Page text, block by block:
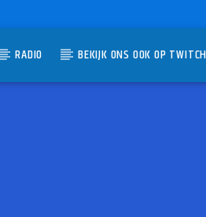
RADIO BEKIJK ONS OOK OP TWITCH